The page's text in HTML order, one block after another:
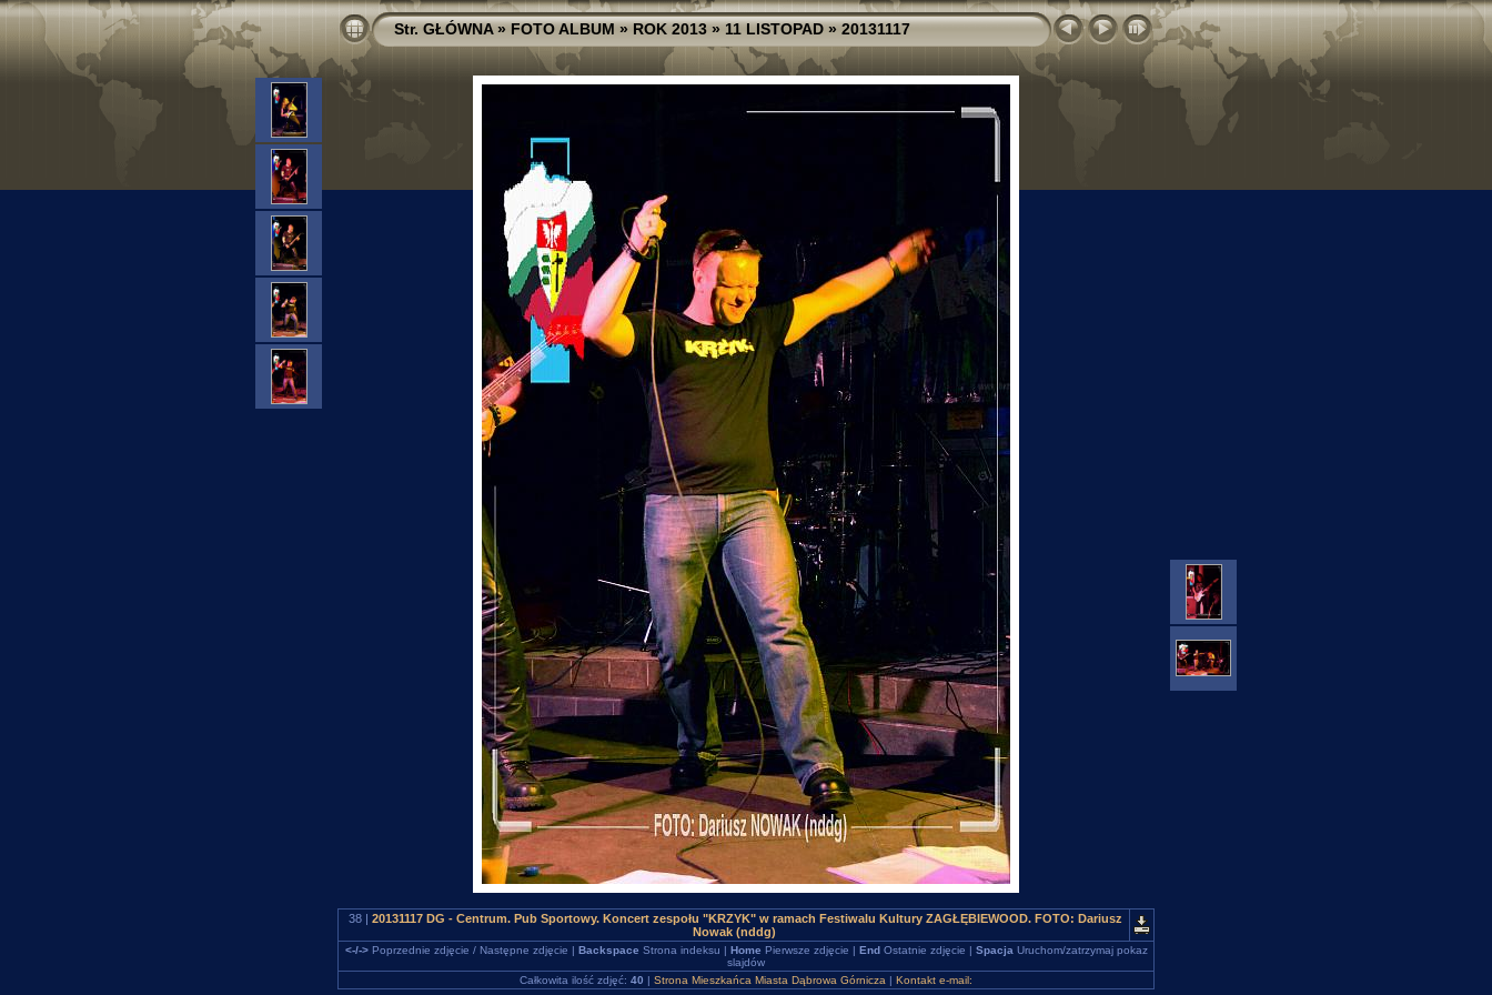
Str. GŁÓWNA»FOTO ALBUM»ROK 2013»11 LISTOPAD»20131117
38 | 20131117 DG - Centrum. Pub Sportowy. Koncert zespołu "KRZYK" w ramach Festiwalu Kultury ZAGŁĘBIEWOOD. FOTO: Dariusz
Nowak (nddg)
<-/->Poprzednie zdjęcie / Następne zdjęcie | Backspace Strona indeksu | Home Pierwsze zdjęcie | EndOstatnie zdjęcie | Spacja Uruchom/zatrzymaj pokaz
slajdów
Całkowita ilość zdjęć: 40 | Strona Mieszkańca Miasta Dąbrowa Górnicza | Kontakt e-mail: